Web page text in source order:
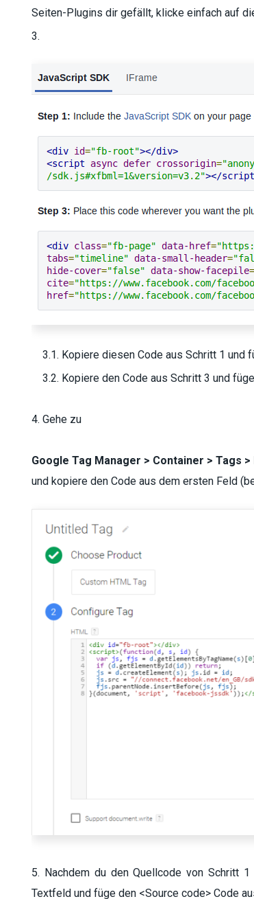
Seiten-Plugins dir gefällt, klicke einfach auf
3.
3.1. Kopiere diesen Code aus Schritt 1 und
3.2. Kopiere den Code aus Schritt 3 und
4. Gehe zu
Google Tag Manager > Container > Tags
und kopiere den Code aus dem ersten Feld
5. Nachdem du den Quellcode von Schritt
Textfeld und füge den <Source code> Code